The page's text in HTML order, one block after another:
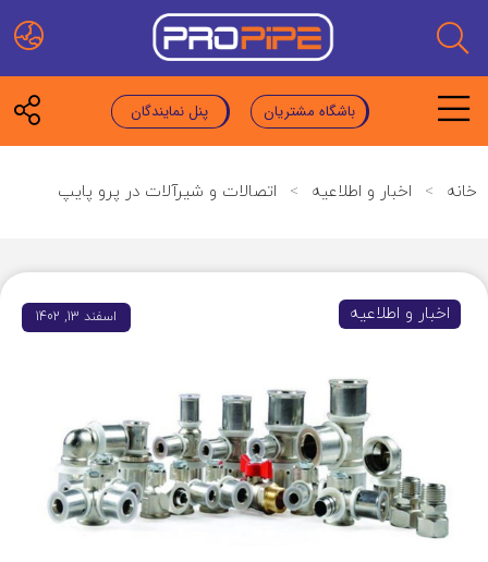
باشگاه مشتریان پنل نمایندگان
خانه > اخبار و اطلاعیه > اتصالات و شیرآلات در پرو پایپ
اخبار و اطلاعیه اسفند 13, 1402